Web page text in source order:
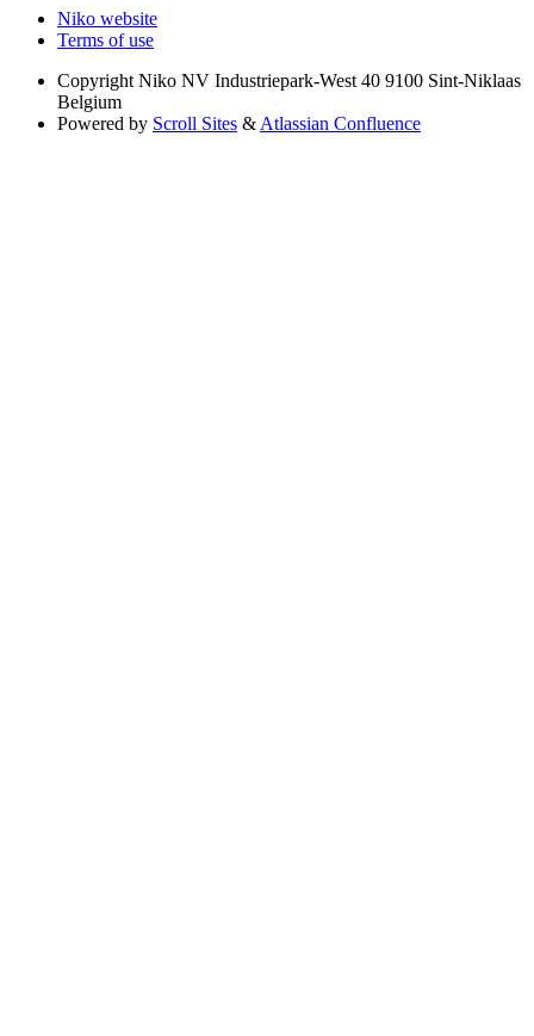
Niko website
Terms of use
Copyright Niko NV Industriepark-West 40 9100 Sint-Niklaas
Belgium
Powered by Scroll Sites & Atlassian Confluence